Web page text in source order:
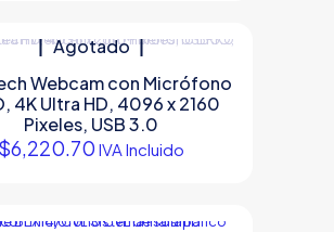
Agotado
Webcam con Micrófono
4K Ultra HD, 4096 x 2160
Pixeles, USB 3.0
$6,220.70 IVA Incluido